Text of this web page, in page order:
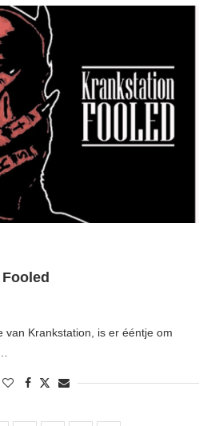
van Krankstation, is er ééntje om